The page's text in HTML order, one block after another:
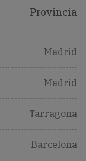
Provincia
Madrid
Madrid
Tarragona
Barcelona